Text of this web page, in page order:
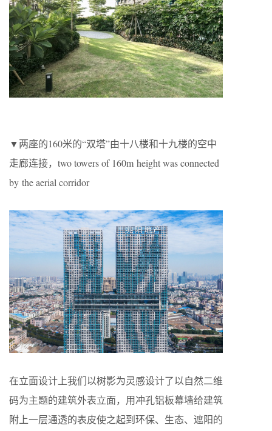
▼两座的160米的“双塔”由十八楼和十九楼的空中
走廊连接，two towers of 160m height was connected
by the aerial corridor
在立面设计上我们以树影为灵感设计了以自然二维
码为主题的建筑外表立面，用冲孔铝板幕墙给建筑
附上一层通透的表皮使之起到环保、生态、遮阳的